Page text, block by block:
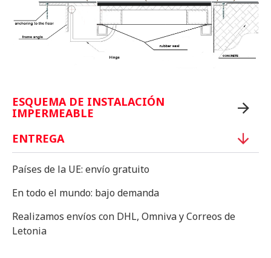
ESQUEMA DE INSTALACIÓN
IMPERMEABLE
ENTREGA
Países de la UE: envío gratuito
En todo el mundo: bajo demanda
Realizamos envíos con DHL, Omniva y Correos de
Letonia